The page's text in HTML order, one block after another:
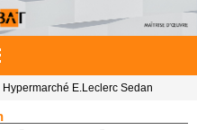
Hypermarché E.Leclerc Sedan